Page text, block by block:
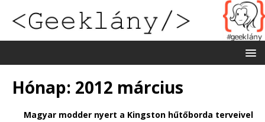
Hónap: 2012 március
Magyar modder nyert a Kingston hűtőborda terveivel